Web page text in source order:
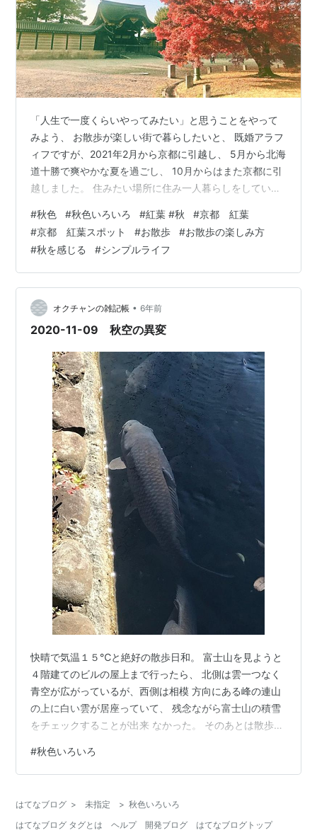
「人生で一度くらいやってみたい」と思うことをやって
みよう、 お散歩が楽しい街で暮らしたいと、 既婚アラフ
ィフですが、2021年2月から京都に引越し、 5月から北海
道十勝で爽やかな夏を過ごし、 10月からはまた京都に引
越しました。 住みたい場所に住み一人暮らしをしていま
ロフィールとブログの紹介 - 人生で一度くらい」 ＊ 今日
も美しい秋の一日でした。 今日は一昨日も行きました御
所に またお散歩に行ってきました。 （今日は写真がいっ
ぱいです♪） いつものように昼間の仕事が終わって、 次
の仕事までの合間に1時間半ほど、 お買い物もかねてお
散…
#秋色 #秋色いろいろ #紅葉 #秋 #京都 紅葉
#京都 紅葉スポット #お散歩 #お散歩の楽しみ方
#秋を感じる #シンプルライフ
オクチャンの雑記帳 • 6年前
2020-11-09 秋空の異変
快晴で気温１５℃と絶好の散歩日和。 富士山を見ようと
４階建てのビルの屋上まで行ったら、 北側は雲一つなく
青空が広がっているが、西側は相模 方向にある峰の連山
の上に白い雲が居座っていて、 残念ながら富士山の積雪
をチェックすることが出来 なかった。 そのあとは散歩の
たちが寄ってきてくれた。 皇帝ダリアが咲き誇っていた
が、秋の花だったとは意外。 背景の青空が美しい。 カリ
い。 今どきの朝顔は行き遅れた年増女みたいだが綺麗で
はある。 最後は文句なしに綺麗で愛らしい花で〆られて
#秋色いろいろ
はてなブログ > 未指定 > 秋色いろいろ
はてなブログ タグとは
ヘルプ 開発ブログ はてなブログトップ